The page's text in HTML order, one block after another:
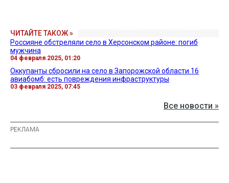
ЧИТАЙТЕ ТАКОЖ »
Россияне обстреляли село в Херсонском районе: погиб
мужчина
04 февраля 2025, 01:20
Оккупанты сбросили на село в Запорожской области 16
авиабомб: есть повреждения инфраструктуры
03 февраля 2025, 07:45
Все новости »